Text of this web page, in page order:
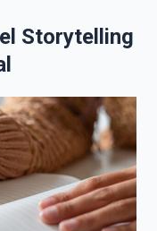
Storytelling